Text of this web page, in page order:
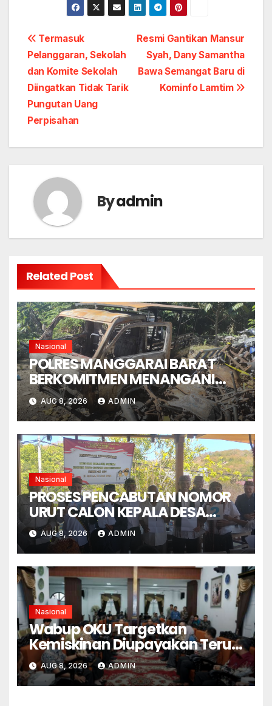
Post
navigation
Resmi Gantikan Mansur
Syah, Dany Samantha
Bawa Semangat Baru di
Kominfo Lamtim
Termasuk
Pelanggaran, Sekolah
dan Komite Sekolah
Diingatkan Tidak Tarik
Pungutan Uang
Perpisahan
Byadmin
Related Post
Nasional
POLRES MANGGARAI BARAT
BERKOMITMEN MENANGANI
SENGKETA LENGKONG
WARANG SECARA ADIL,
OBYEKTIF DAN INTEGRITAS
AUG 8, 2026 ADMIN
Nasional
PROSES PENCABUTAN NOMOR
URUT CALON KEPALA DESA
GORONTALO BERNUANSA
KEKELUARGAAN
AUG 8, 2026 ADMIN
Nasional
Wabup OKU Targetkan
Kemiskinan Diupayakan Terus
Menurun
AUG 8, 2026 ADMIN